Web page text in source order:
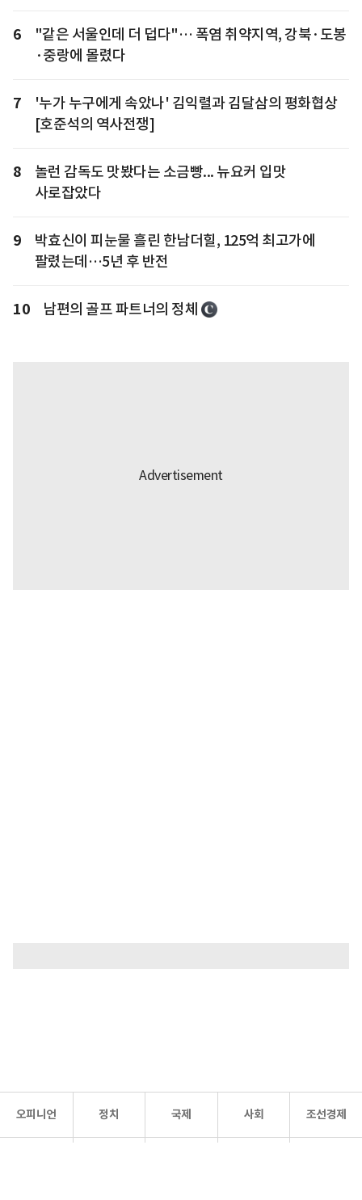
6
"같은 서울인데 더 덥다"… 폭염 취약지역, 강북·도봉
·중랑에 몰렸다
7
'누가 누구에게 속았나' 김익렬과 김달삼의 평화협상
[호준석의 역사전쟁]
8
놀런 감독도 맛봤다는 소금빵... 뉴요커 입맛
사로잡았다
9
박효신이 피눈물 흘린 한남더힐, 125억 최고가에
팔렸는데…5년 후 반전
10 남편의 골프 파트너의 정체
오피니언 정치 국제 사회 조선경제